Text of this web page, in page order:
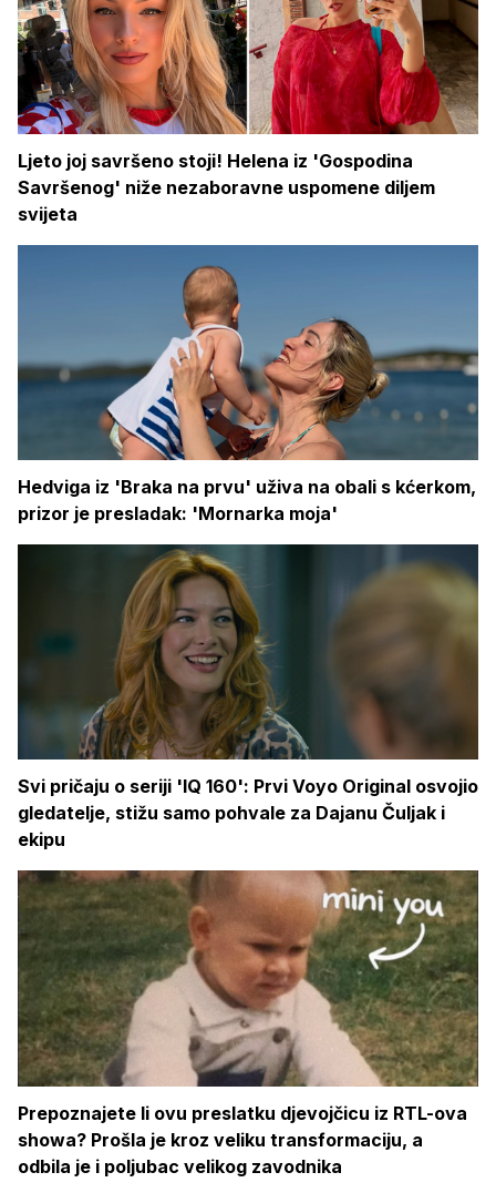
Ljeto joj savršeno stoji! Helena iz 'Gospodina
Savršenog' niže nezaboravne uspomene diljem
svijeta
Hedviga iz 'Braka na prvu' uživa na obali s kćerkom,
prizor je presladak: 'Mornarka moja'
Svi pričaju o seriji 'IQ 160': Prvi Voyo Original osvojio
gledatelje, stižu samo pohvale za Dajanu Čuljak i
ekipu
Prepoznajete li ovu preslatku djevojčicu iz RTL-ova
showa? Prošla je kroz veliku transformaciju, a
odbila je i poljubac velikog zavodnika